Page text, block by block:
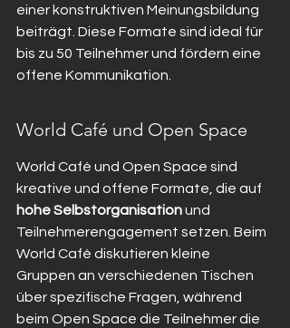
einer konstruktiven Meinungsbildung
beiträgt. Diese Formate sind ideal für
bis zu 50 Teilnehmer und fördern eine
offene Kommunikation.
World Café und Open Space
World Café und Open Space sind
kreative und offene Formate, die auf
hohe Selbstorganisation und
Teilnehmerengagement setzen. Beim
World Café diskutieren kleine
Gruppen an verschiedenen Tischen
über spezifische Fragen, während
beim Open Space die Teilnehmer die